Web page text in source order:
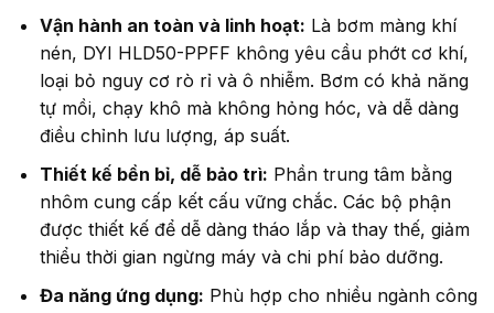
Vận hành an toàn và linh hoạt: Là bơm màng khí
nén, DYI HLD50-PPFF không yêu cầu phớt cơ khí,
loại bỏ nguy cơ rò rỉ và ô nhiễm. Bơm có khả năng
tự mồi, chạy khô mà không hỏng hóc, và dễ dàng
điều chỉnh lưu lượng, áp suất.
Thiết kế bền bỉ, dễ bảo trì: Phần trung tâm bằng
nhôm cung cấp kết cấu vững chắc. Các bộ phận
được thiết kế để dễ dàng tháo lắp và thay thế, giảm
thiểu thời gian ngừng máy và chi phí bảo dưỡng.
Đa năng ứng dụng: Phù hợp cho nhiều ngành công